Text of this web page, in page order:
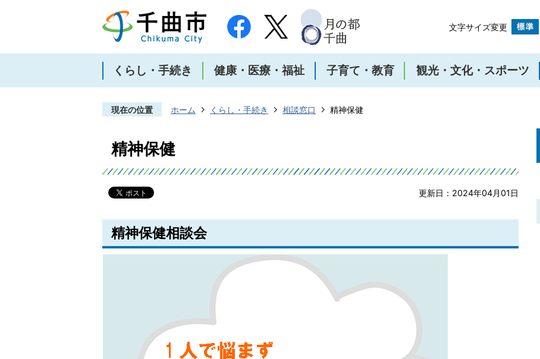
文字サイズ変更
くらし・手続き 健康・医療・福祉 子育て・教育 観光・文化・スポーツ
現在の位置 ホーム くらし・手続き 相談窓口 精神保健
精神保健
更新日：2024年04月01日
精神保健相談会